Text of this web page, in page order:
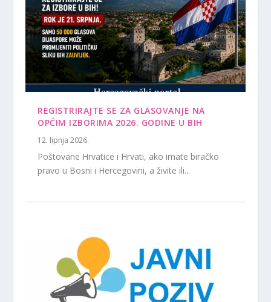
REGISTRIRAJTE SE ZA GLASOVANJE NA
OPĆIM IZBORIMA 2026. GODINE U BIH
12. lipnja 2026.
Poštovane Hrvatice i Hrvati, ako imate biračko
pravo u Bosni i Hercegovini, a živite ili...